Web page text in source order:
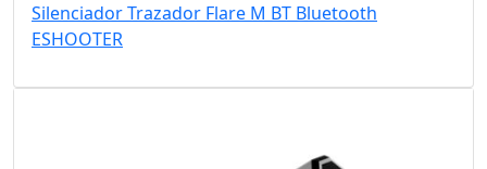
Silenciador Trazador Flare M BT Bluetooth
ESHOOTER